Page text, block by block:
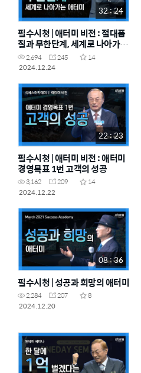
32 : 24
필수시청 | 애터미 비전 : 절대품
질과 무한단계, 세계로 나아가는
애터미
2,694 245
14
2024.12.24
22 : 23
필수시청 | 애터미 비전 : 애터미
경영목표 1번 고객의 성공
3,162 209
14
2024.12.22
08 : 36
필수시청 | 성공과 희망의 애터미
2,284 207
8
2024.12.20